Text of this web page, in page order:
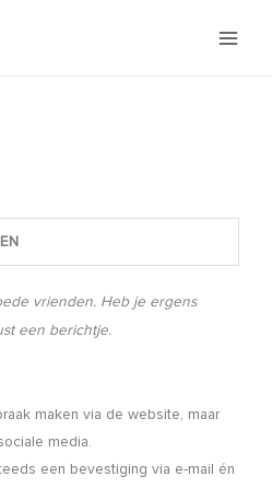
vrienden. Heb je ergens
een berichtje.
maken via de website, maar
media.
een bevestiging via e-mail én